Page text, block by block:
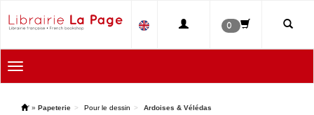
0
Toggle
navigation
' » Papeterie Pour le dessin Ardoises & Vélédas